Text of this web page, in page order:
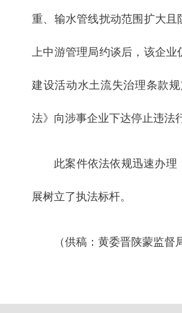
重、输水管线扰动范围扩大
上中游管理局约谈后，该企
建设活动水土流失治理条款
法》向涉事企业下达停止违法
此案件依法依规迅速办
展树立了执法标杆。
（供稿：黄委晋陕蒙监督